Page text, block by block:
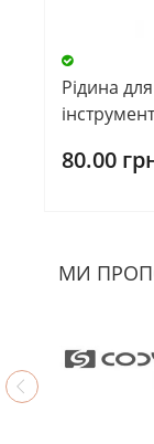
Рідина
80.00
МИ